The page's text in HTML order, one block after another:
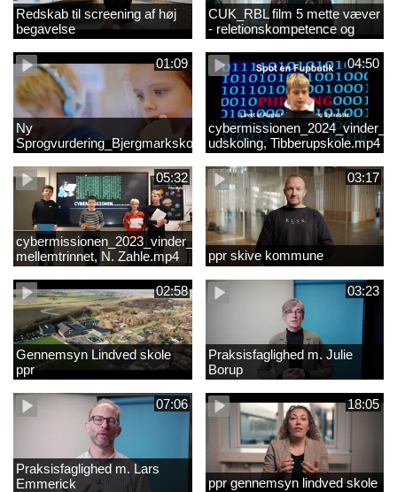
Redskab til screening af høj
begavelse
CUK_RBL film 5 mette væver
- reletionskompetence og
børn i udsatte positioner.
01:09
Ny
Sprogvurdering_Bjergmarkskolne_CUK
04:50
udskoling, Tibberupskole.mp4
05:32
cybermissionen_2023_vinder_Vinder
mellemtrinnet, N. Zahle.mp4
03:17
ppr skive kommune
02:58
Gennemsyn Lindved skole
ppr
03:23
Praksisfaglighed m. Julie
Borup
07:06
Praksisfaglighed m. Lars
Emmerick
18:05
ppr gennemsyn lindved skole